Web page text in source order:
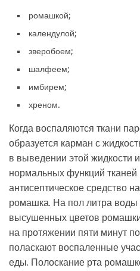
ромашкой;
календулой;
зверобоем;
шалфеем;
имбирем;
хреном.
Когда воспаляются ткани
образуется карман с
в выведении этой жидкости
нормальных функций
антисептическое средство
ромашка. На пол литра воды
высушенных цветов
на протяжении пяти минут
поласкают воспаленные
еды. Полоскание рта